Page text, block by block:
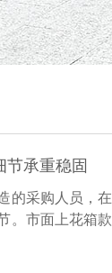
承重稳固
的采购人员，
。市面上花箱